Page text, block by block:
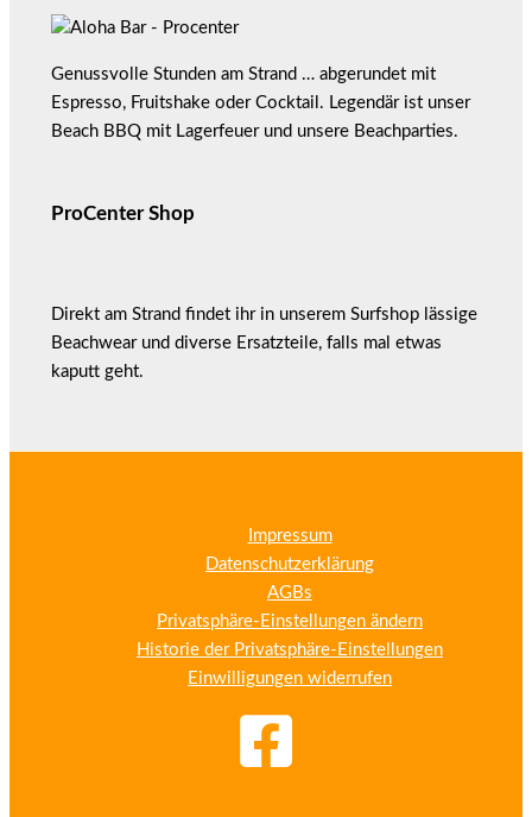
Genussvolle Stunden am Strand … abgerundet mit
Espresso, Fruitshake oder Cocktail. Legendär ist unser
Beach BBQ mit Lagerfeuer und unsere Beachparties.
ProCenter Shop
Direkt am Strand findet ihr in unserem Surfshop lässige
Beachwear und diverse Ersatzteile, falls mal etwas
kaputt geht.
Impressum
Datenschutzerklärung
AGBs
Privatsphäre-Einstellungen ändern
Historie der Privatsphäre-Einstellungen
Einwilligungen widerrufen